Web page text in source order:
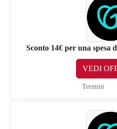
Sconto 14€ per una spesa
VEDI
Termini